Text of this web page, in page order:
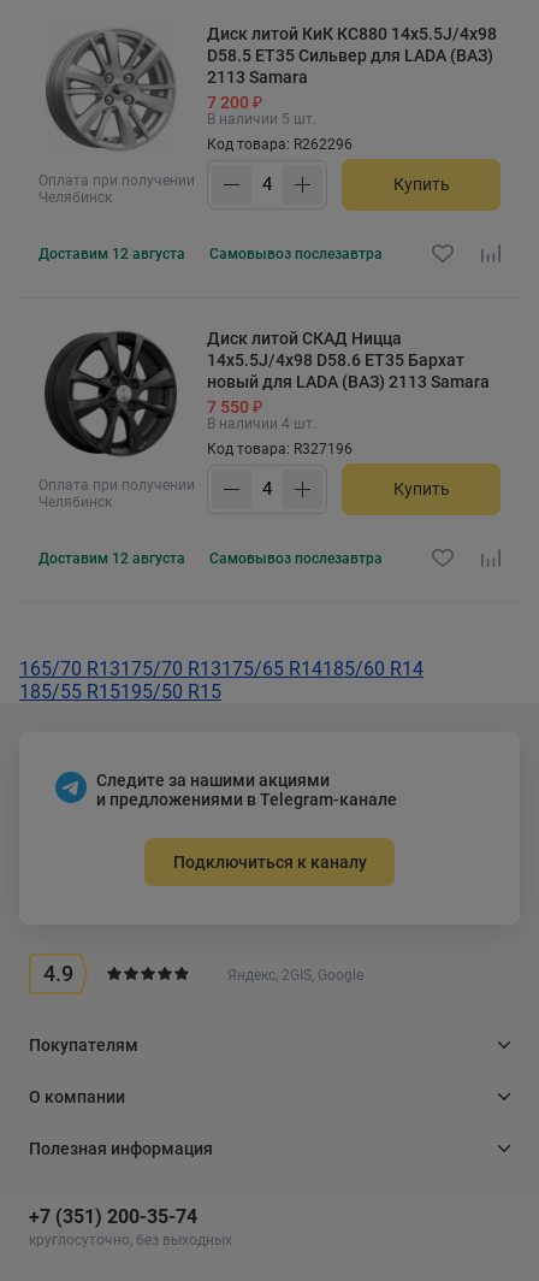
Оплата при получении
Челябинск
Диск литой КиК КС880 14x5.5J/4x98
D58.5 ET35 Сильвер для LADA (ВАЗ)
2113 Samara
7 200 ₽
В наличии 5 шт.
Код товара: R262296
Купить
Доставим 12 августа Самовывоз послезавтра
Оплата при получении
Челябинск
Диск литой СКАД Ницца
14x5.5J/4x98 D58.6 ET35 Бархат
новый для LADA (ВАЗ) 2113 Samara
7 550 ₽
В наличии 4 шт.
Код товара: R327196
Купить
Доставим 12 августа Самовывоз послезавтра
165/70 R13175/70 R13175/65 R14185/60 R14
185/55 R15195/50 R15
Следите за нашими акциями
и предложениями в Telegram-канале
Подключиться к каналу
4.9 Яндекс, 2GIS, Google
Покупателям
О компании
Полезная информация
+7 (351) 200-35-74
круглосуточно, без выходных